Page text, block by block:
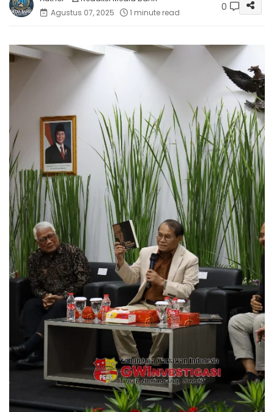
Agustus 07, 2025
1 minute read 0